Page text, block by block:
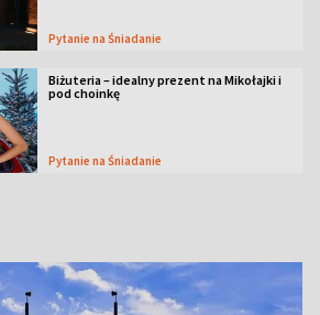
Pytanie na Śniadanie
Biżuteria – idealny prezent na Mikołajki i
pod choinkę
Pytanie na Śniadanie